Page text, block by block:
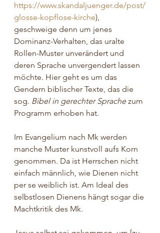
https://www.skandaljuenger.de/post/
glosse-kopflose-kirche),
geschweige denn um jenes
Dominanz-Verhalten, das uralte
Rollen-Muster unverändert und
deren Sprache unvergendert lassen
möchte. Hier geht es um das
Gendern biblischer Texte, das die
sog. Bibel in gerechter Sprache zum
Programm erhoben hat.
Im Evangelium nach Mk werden
manche Muster kunstvoll aufs Korn
genommen. Da ist Herrschen nicht
einfach männlich, wie Dienen nicht
per se weiblich ist. Am Ideal des
selbstlosen Dienens hängt sogar die
Machtkritik des Mk.